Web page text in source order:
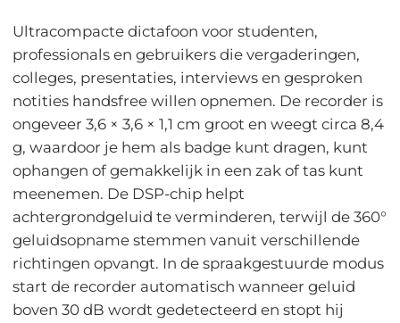
Ultracompacte dictafoon voor studenten,
professionals en gebruikers die vergaderingen,
colleges, presentaties, interviews en gesproken
notities handsfree willen opnemen. De recorder is
ongeveer 3,6 × 3,6 × 1,1 cm groot en weegt circa 8,4
g, waardoor je hem als badge kunt dragen, kunt
ophangen of gemakkelijk in een zak of tas kunt
meenemen. De DSP-chip helpt
achtergrondgeluid te verminderen, terwijl de 360°
geluidsopname stemmen vanuit verschillende
richtingen opvangt. In de spraakgestuurde modus
start de recorder automatisch wanneer geluid
boven 30 dB wordt gedetecteerd en stopt hij